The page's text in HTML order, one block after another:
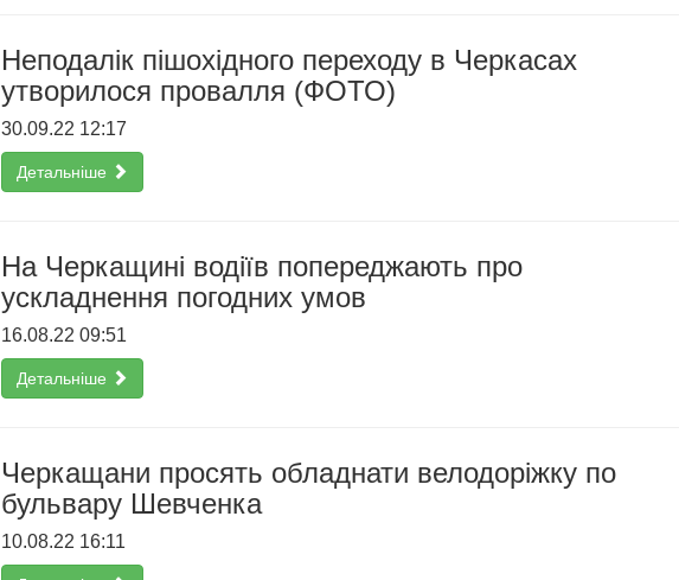
Неподалік пішохідного переходу в Черкасах
утворилося провалля (ФОТО)
30.09.22 12:17
Детальніше
На Черкащині водіїв попереджають про
ускладнення погодних умов
16.08.22 09:51
Детальніше
Черкащани просять обладнати велодоріжку по
бульвару Шевченка
10.08.22 16:11